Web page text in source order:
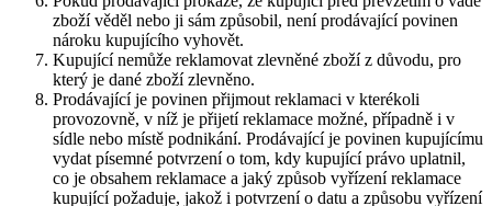
zboží věděl nebo ji sám způsobil, není prodávající povinen
nároku kupujícího vyhovět.
Kupující nemůže reklamovat zlevněné zboží z důvodu, pro
který je dané zboží zlevněno.
Prodávající je povinen přijmout reklamaci v kterékoli
provozovně, v níž je přijetí reklamace možné, případně i v
sídle nebo místě podnikání. Prodávající je povinen kupujícímu
vydat písemné potvrzení o tom, kdy kupující právo uplatnil,
co je obsahem reklamace a jaký způsob vyřízení reklamace
kupující požaduje, jakož i potvrzení o datu a způsobu vyřízení